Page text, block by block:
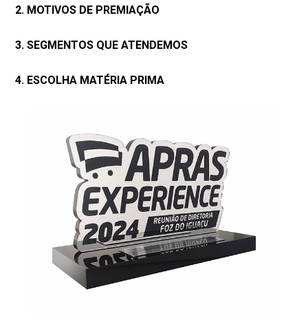
2. MOTIVOS DE PREMIAÇÃO
3. SEGMENTOS QUE ATENDEMOS
4. ESCOLHA MATÉRIA PRIMA